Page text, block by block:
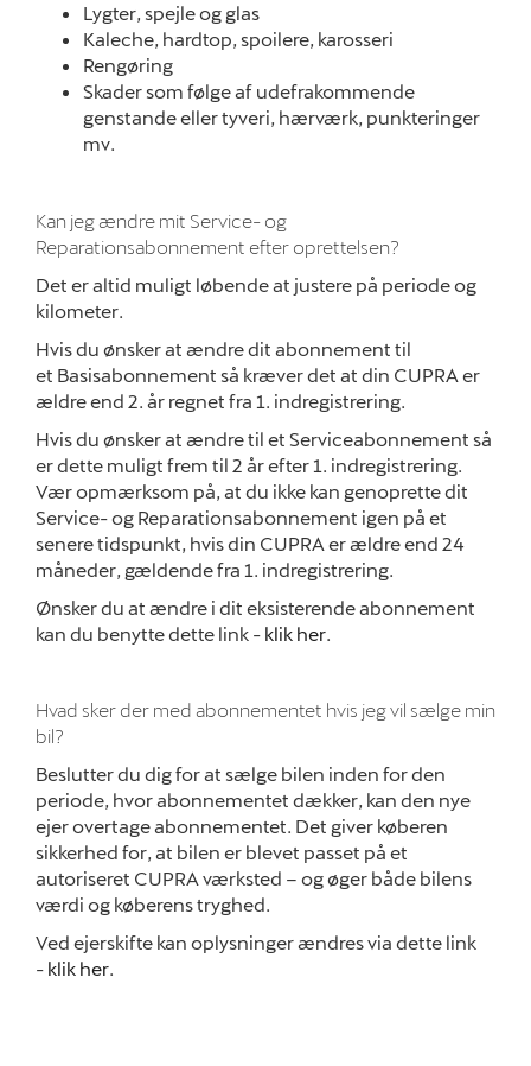
Lygter, spejle og glas
Kaleche, hardtop, spoilere, karosseri
Rengøring
Skader som følge af udefrakommende
genstande eller tyveri, hærværk, punkteringer
mv.
Kan jeg ændre mit Service- og
Reparationsabonnement efter oprettelsen?
Det er altid muligt løbende at justere på periode og
kilometer.
Hvis du ønsker at ændre dit abonnement til
et Basisabonnement så kræver det at din CUPRA er
ældre end 2. år regnet fra 1. indregistrering.
Hvis du ønsker at ændre til et Serviceabonnement så
er dette muligt frem til 2 år efter 1. indregistrering.
Vær opmærksom på, at du ikke kan genoprette dit
Service- og Reparationsabonnement igen på et
senere tidspunkt, hvis din CUPRA er ældre end 24
måneder, gældende fra 1. indregistrering.
Ønsker du at ændre i dit eksisterende abonnement
kan du benytte dette link - klik her.
Hvad sker der med abonnementet hvis jeg vil sælge min
bil?
Beslutter du dig for at sælge bilen inden for den
periode, hvor abonnementet dækker, kan den nye
ejer overtage abonnementet. Det giver køberen
sikkerhed for, at bilen er blevet passet på et
autoriseret CUPRA værksted – og øger både bilens
værdi og køberens tryghed.
Ved ejerskifte kan oplysninger ændres via dette link
- klik her.